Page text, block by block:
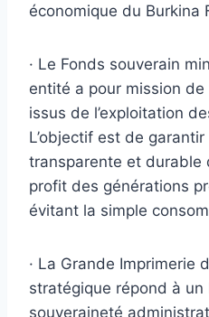
économique du Burkina
· Le Fonds souverain
entité a pour mission
issus de l’exploitation
L’objectif est de
transparente et durable
profit des générations
évitant la simple
· La Grande Imprimerie
stratégique répond à un
souveraineté